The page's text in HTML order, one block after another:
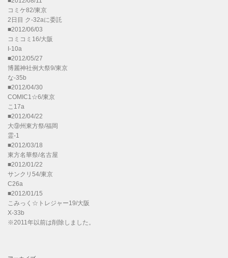
コミケ82/東京
2日目 ク-32aに委託
■2012/06/03
コミコミ16/大阪
I-10a
■2012/05/27
博麗神社例大祭9/東京
な-35b
■2012/04/30
COMIC1☆6/東京
こ17a
■2012/04/22
大⑨州東方祭/福岡
霊-1
■2012/03/18
東方名華祭/名古屋
■2012/01/22
サンクリ54/東京
C26a
■2012/01/15
こみっく☆トレジャー19/大阪
X-33b
※2011年以前は削除しました。